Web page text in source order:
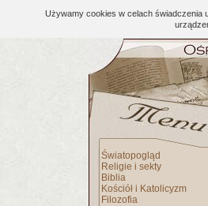
Używamy cookies w celach świadczenia
Światopogląd
Religie i sekty
Biblia
Kościół i Katolicyzm
Filozofia